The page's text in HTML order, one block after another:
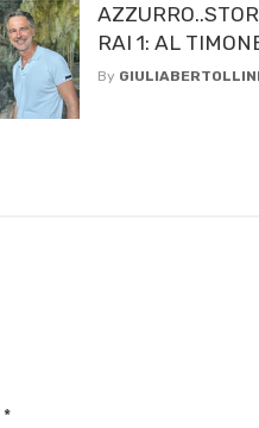
RAI 1: AL
By GIULIABERTOLLINI
*